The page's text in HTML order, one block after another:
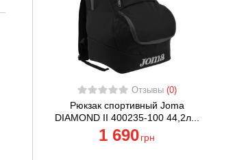
Отзывы (0)
Рюкзак спортивный Joma
DIAMOND II 400235-100 44,2л...
1 690 грн